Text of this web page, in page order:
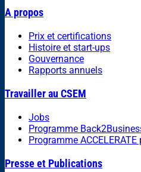
A propos
Prix et certifications
Histoire et start-ups
Gouvernance
Rapports annuels
Travailler au CSEM
Jobs
Programme
Programme
Presse et Publications